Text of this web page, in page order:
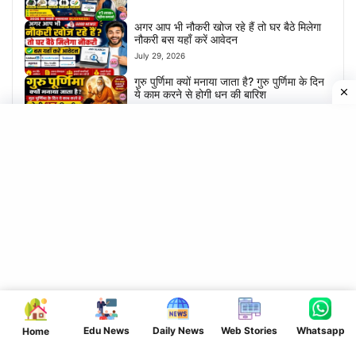
Home Edu News Daily News Web Stories Whatsapp
अगर आप भी नौकरी खोज रहे हैं तो घर बैठे मिलेगा
नौकरी बस यहाँ करें आवेदन
July 29, 2026
गुरु पुर्णिमा क्यों मनाया जाता है? गुरु पुर्णिमा के दिन
ये काम करने से होगी धन की बारिश
इंवेस्टर कैसे बने? कम पैसा इंवेस्ट करके बने एक
सफल इंवेस्टर
July 24, 2026